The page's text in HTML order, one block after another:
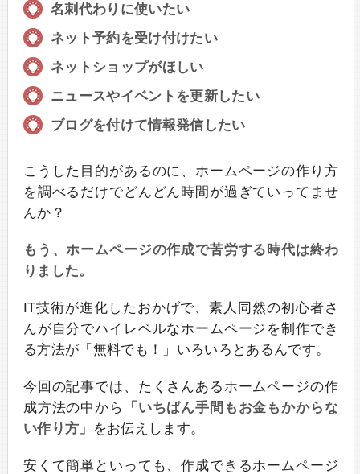
名刺代わりに使いたい
ネット予約を受け付けたい
ネットショップがほしい
ニュースやイベントを更新したい
ブログを付けて情報発信したい
こうした目的があるのに、ホームページの作り方
を調べるだけでどんどん時間が過ぎていってませ
んか？
もう、ホームページの作成で苦労する時代は終わ
りました。
IT技術が進化したおかげで、素人同然の初心者さ
んが自分でハイレベルなホームページを制作でき
る方法が「無料でも！」いろいろとあるんです。
今回の記事では、たくさんあるホームページの作
成方法の中から
「いちばん手間もお金もかからな
い作り方」
をお伝えします。
安くて簡単といっても、作成できるホームページ